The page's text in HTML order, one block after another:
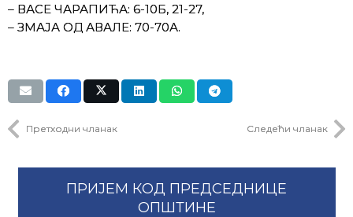
– ВАСЕ ЧАРАПИЋА: 6-10Б, 21-27,
– ЗМАЈА ОД АВАЛЕ: 70-70А.
Претходни чланак Следећи чланак
ПРИЈЕМ КОД ПРЕДСЕДНИЦЕ
ОПШТИНЕ